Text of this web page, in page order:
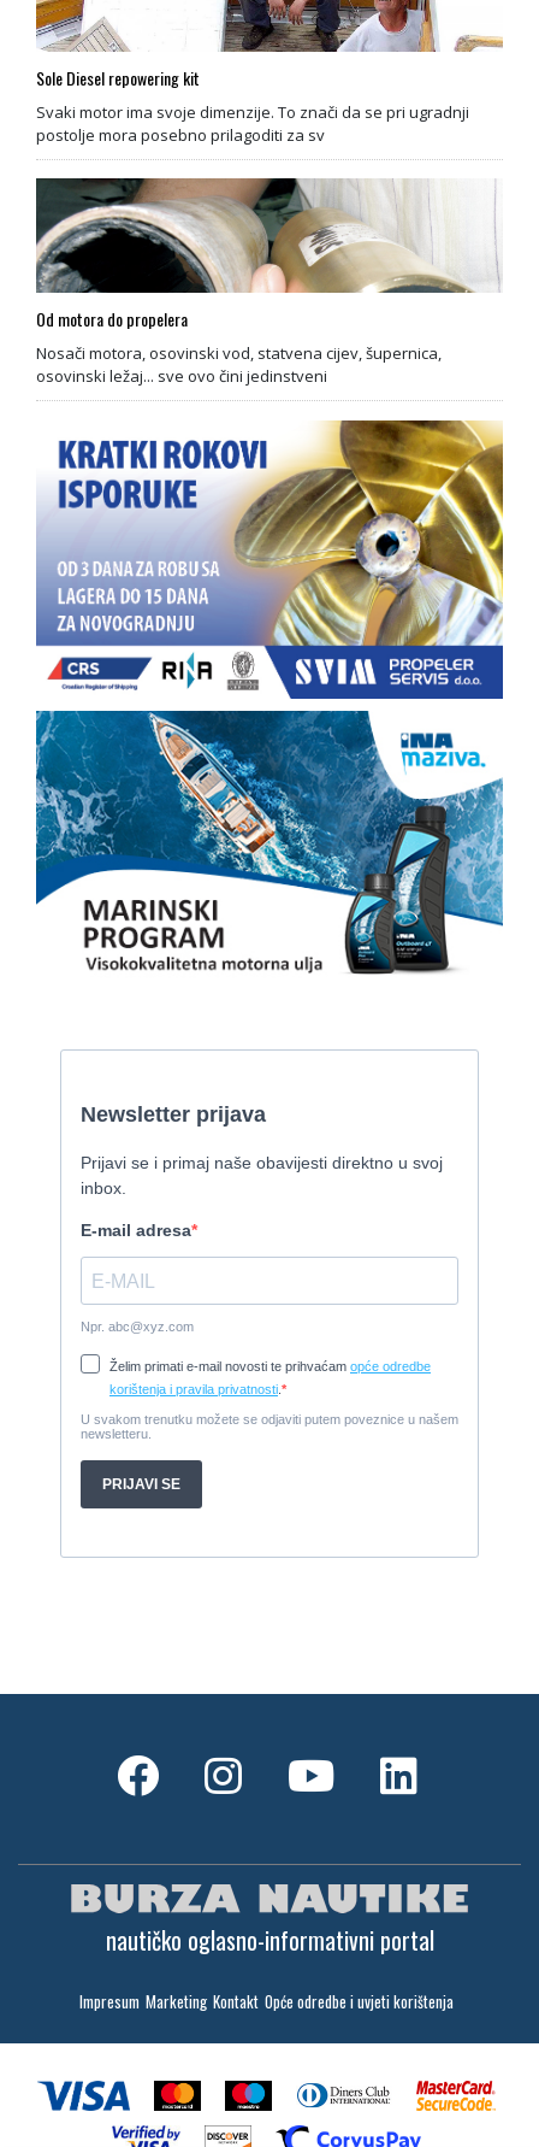
Sole Diesel repowering kit
Svaki motor ima svoje dimenzije. To znači da se pri ugradnji
postolje mora posebno prilagoditi za sv
Od motora do propelera
Nosači motora, osovinski vod, statvena cijev, šupernica,
osovinski ležaj... sve ovo čini jedinstveni
nautičko oglasno-informativni portal
Impresum Marketing Kontakt Opće odredbe i uvjeti korištenja